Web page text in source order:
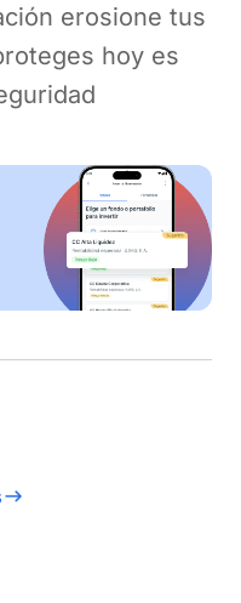
erosione tus
hoy es